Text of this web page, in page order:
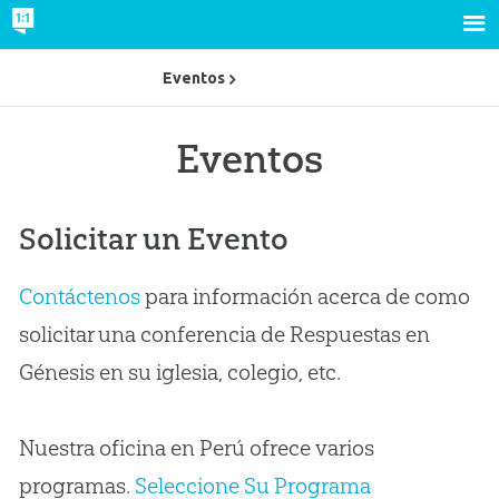
Eventos
Solicitar un Evento
Contáctenospara información acerca de como
solicitar una conferencia de Respuestas en
Génesis en su iglesia, colegio, etc.
Nuestra oficina en Perú ofrece varios
programas. Seleccione Su Programa
Eventos